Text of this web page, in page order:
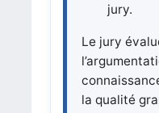
jury.
Le jury
la qualité